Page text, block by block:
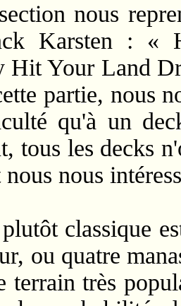
nous
Karsten : «
Hit Your Land
partie, nous
qu'à un
tous les decks
nous
classique
ou quatre
terrain très